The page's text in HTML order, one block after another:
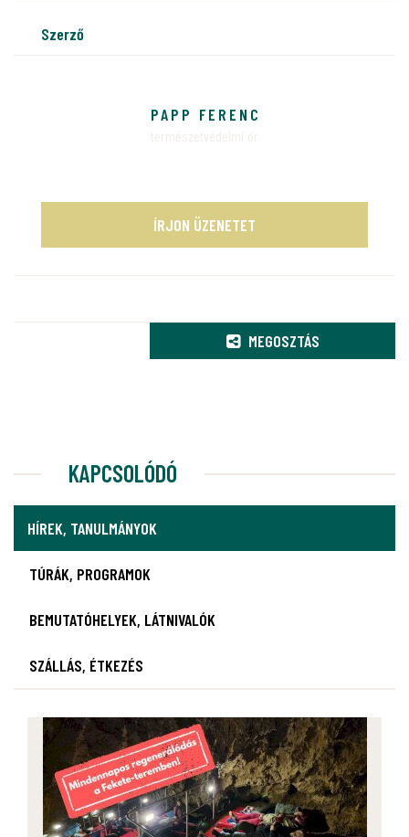
szerző
PAPP FERENC
ÍRJON ÜZENETET
MEGOSZTÁS
KAPCSOLÓDÓ
HÍREK, TANULMÁNYOK
TÚRÁK, PROGRAMOK
BEMUTATÓHELYEK, LÁTNIVALÓK
SZÁLLÁS, ÉTKEZÉS